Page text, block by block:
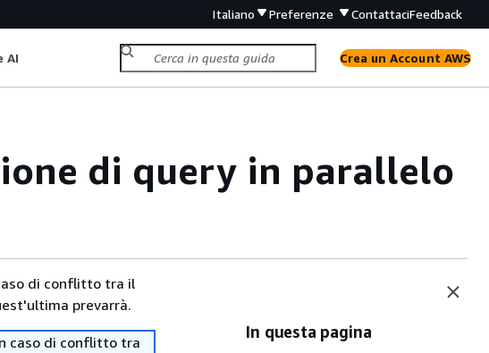
Italiano Preferenze ContattaciFeedback
AI Crea un Account AWS
di query in parallelo
di conflitto tra il
prevarrà.
caso di conflitto tra
In questa pagina